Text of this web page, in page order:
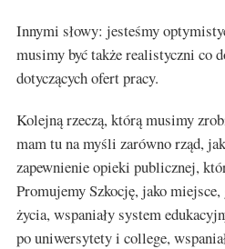
Innymi słowy: jesteśmy
musimy być także realistyczni co
dotyczących ofert pracy.
Kolejną rzeczą, którą musimy
mam tu na myśli zarówno rząd,
zapewnienie opieki publicznej,
Promujemy Szkocję, jako
życia, wspaniały system
po uniwersytety i college,